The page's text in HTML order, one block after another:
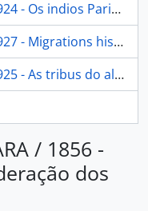
Parintintin do Rio Madeira
historiques des tupi-guarani
tribus do alto Madeira
/ 1856 -
dos